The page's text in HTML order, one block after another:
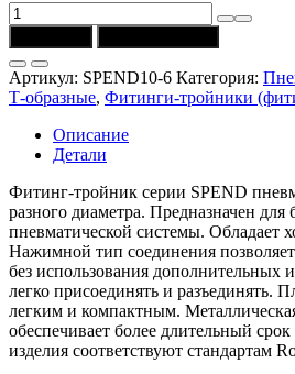
Количество
товара
Фитинг-
тройник
SPEND10-
6
цанговый
CSNSP
Артикул: SPEND10-6 Категория:
Т-образные, Фитинги-тройники
Описание
Детали
Фитинг-тройник серии SPEND
разного диаметра. Предназначен
пневматической системы. Обладает
Нажимной тип соединения
без использования дополнительных
легко присоединять и разъединять.
легким и компактным.
обеспечивает более длительный
изделия соответствуют стандартам